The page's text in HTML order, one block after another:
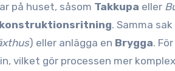
på huset, såsom Takkupa eller
konstruktionsritning. Samma
) eller anlägga en Brygga.
vilket gör processen mer